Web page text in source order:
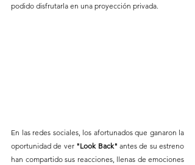
podido disfrutarla en una proyección privada.
En las redes sociales, los afortunados que ganaron la
oportunidad de ver "Look Back" antes de su estreno
han compartido sus reacciones, llenas de emociones